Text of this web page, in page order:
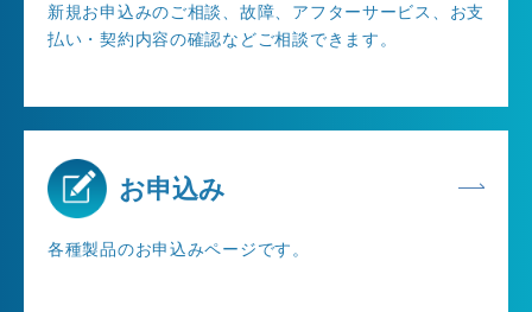
新規お申込みのご相談、故障、アフターサービス、お支
払い・契約内容の確認などご相談できます。
お申込み
各種製品のお申込みページです。